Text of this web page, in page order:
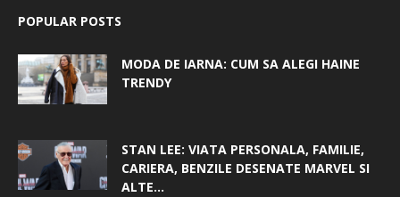
POPULAR POSTS
MODA DE IARNA: CUM SA ALEGI HAINE
TRENDY
STAN LEE: VIATA PERSONALA, FAMILIE,
CARIERA, BENZILE DESENATE MARVEL SI
ALTE...